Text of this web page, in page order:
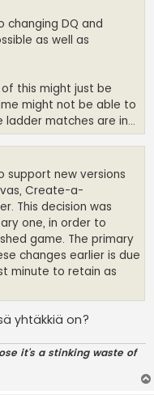
changing DQ and
as well as
this might just be
might not be able to
ladder matches are in...
support new versions
Create-a-
This decision was
one, in order to
game. The primary
changes earlier is due
minute to retain as
yhtäkkiä on?
it's a stinking waste of